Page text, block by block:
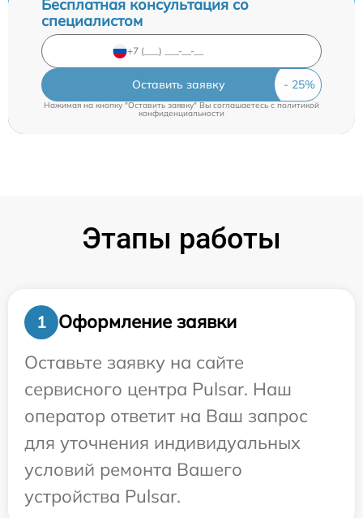
Бесплатная консультация со
специалистом
Оставить заявку
Нажимая на кнопку "Оставить заявку" Вы соглашаетесь cполитикой
конфиденциальности
Этапы работы
1
Оформление заявки
Оставьте заявку на сайте
сервисного центра Pulsar. Наш
оператор ответит на Ваш запрос
для уточнения индивидуальных
условий ремонта Вашего
устройства Pulsar.